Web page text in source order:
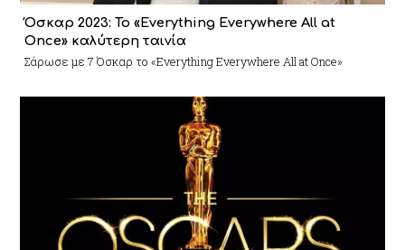
Όσκαρ 2023: To «Everything Everywhere All at
Once» καλύτερη ταινία
Σάρωσε με 7 Όσκαρ το «Everything Everywhere All at Once»